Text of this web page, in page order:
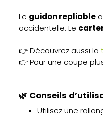
Le guidon repliable
accidentelle. Le
👉 Découvrez aussi la
👉 Pour une coupe
🌿 Conseils
Utilisez une